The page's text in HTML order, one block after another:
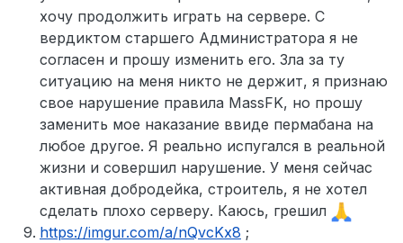
хочу продолжить играть на сервере. С
вердиктом старшего Администратора я не
согласен и прошу изменить его. Зла за ту
ситуацию на меня никто не держит, я признаю
свое нарушение правила MassFK, но прошу
заменить мое наказание ввиде пермабана на
любое другое. Я реально испугался в реальной
жизни и совершил нарушение. У меня сейчас
активная добродейка, строитель, я не хотел
сделать плохо серверу. Каюсь, грешил
https://imgur.com/a/nQvcKx8 ;